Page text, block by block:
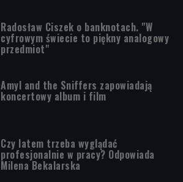
Radosław Ciszek o banknotach. "W
cyfrowym świecie to piękny analogowy
przedmiot"
Amyl and the Sniffers zapowiadają
koncertowy album i film
Czy latem trzeba wyglądać
profesjonalnie w pracy? Odpowiada
Milena Bekalarska